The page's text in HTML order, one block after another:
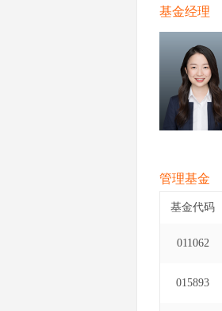
基金经理
管理基金
基金代码
011062
015893